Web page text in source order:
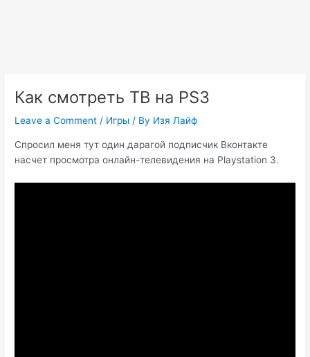
Как смотреть ТВ на PS3
Leave a Comment / Игры / By Изя Лайф
Спросил меня тут один дарагой подписчик Вконтакте
насчет просмотра онлайн-телевидения на Playstation 3.